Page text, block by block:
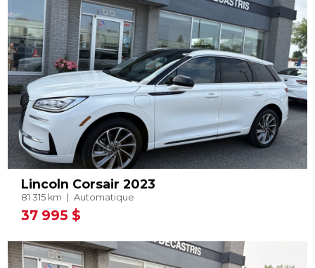
Lincoln Corsair 2023
81 315 km Automatique
37 995 $